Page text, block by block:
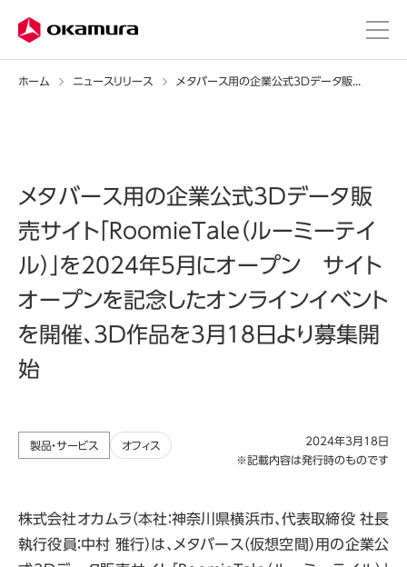
ホーム ニュースリリース
メタバース用の企業公式3Dデータ販
売サイト「RoomieTale（ルーミーテイ
ル）」を2024年5月にオープン サイト
オープンを記念したオンラインイベント
を開催、3D作品を3月18日より募集開
始
製品・サービス オフィス
2024年3月18日
※記載内容は発行時のものです
株式会社オカムラ（本社：神奈川県横浜市、代表取締役 社長
執行役員：中村 雅行）は、メタバース（仮想空間）用の企業公